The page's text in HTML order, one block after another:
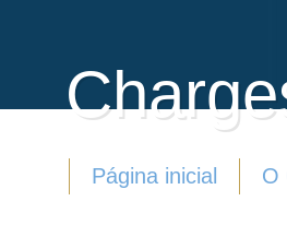
Página inicial O